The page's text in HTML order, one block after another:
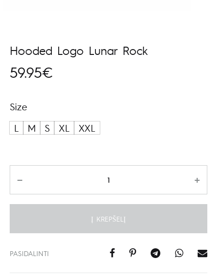
Hooded Logo Lunar Rock
59.95€
Size
L
M S XL XXL
Į KREPŠELĮ
PASIDALINTI